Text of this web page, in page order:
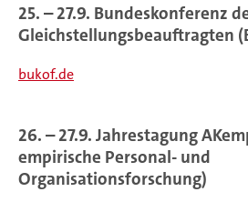
25. – 27.9. Bundeskonferenz
Gleichstellungsbeauftragten
bukof.de
26. – 27.9. Jahrestagung
empirische Personal- und
Organisationsforschung)